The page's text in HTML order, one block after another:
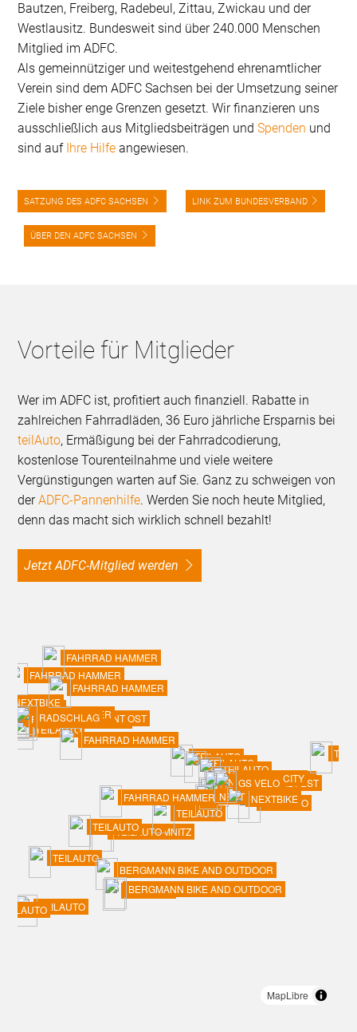
Bautzen, Freiberg, Radebeul, Zittau, Zwickau und der
Westlausitz. Bundesweit sind über 240.000 Menschen
Mitglied im ADFC.
Als gemeinnütziger und weitestgehend ehrenamtlicher
Verein sind dem ADFC Sachsen bei der Umsetzung seiner
Ziele bisher enge Grenzen gesetzt. Wir finanzieren uns
ausschließlich aus Mitgliedsbeiträgen undSpenden und
sind auf Ihre Hilfe angewiesen.
SATZUNG DES ADFC SACHSEN LINK ZUM BUNDESVERBAND
ÜBER DEN ADFC SACHSEN
Vorteile für Mitglieder
Wer im ADFC ist, profitiert auch finanziell. Rabatte in
zahlreichen Fahrradläden, 36 Euro jährliche Ersparnis bei
teilAuto, Ermäßigung bei der Fahrradcodierung,
kostenlose Tourenteilnahme und viele weitere
Vergünstigungen warten auf Sie. Ganz zu schweigen von
derADFC-Pannenhilfe. Werden Sie noch heute Mitglied,
denn das macht sich wirklich schnell bezahlt!
Jetzt ADFC-Mitglied werden